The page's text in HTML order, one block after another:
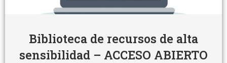
Biblioteca de recursos de alta
sensibilidad – ACCESO ABIERTO